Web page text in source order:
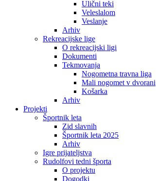
Ulični teki
Veleslalom
Veslanje
Arhiv
Rekreacijske lige
O rekreacijski ligi
Dokumenti
Tekmovanja
Nogometna travna liga
Mali nogomet v dvorani
Košarka
Arhiv
Projekti
Športnik leta
Zid slavnih
Športnik leta 2025
Arhiv
Igre prijateljstva
Rudolfovi tedni športa
O projektu
Dogodki